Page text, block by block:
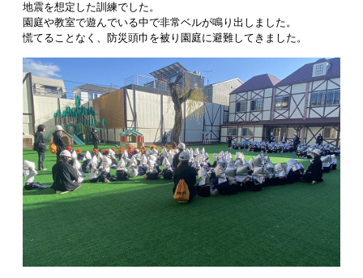
地震を想定した訓練でした。
園庭や教室で遊んでいる中で非常ベルが鳴り出しました。
慌てることなく、防災頭巾を被り園庭に避難してきました。